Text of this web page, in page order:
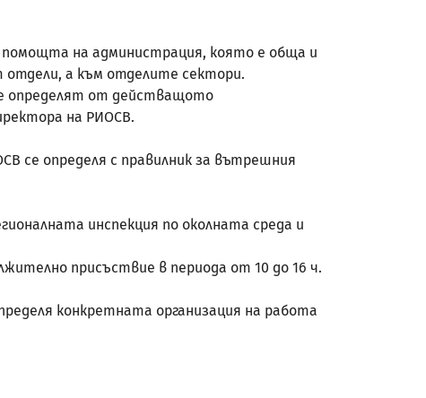
помощта на администрация, която е обща и
отдели, а към отделите сектори.
определят от действащото
на РИОСВ.
се определя с правилник за вътрешния
инспекция по околната среда и
присъствие в периода от 10 до 16 ч.
конкретната организация на работа